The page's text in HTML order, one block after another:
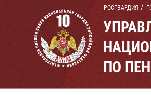
РОСГВАРДИЯ
ПО